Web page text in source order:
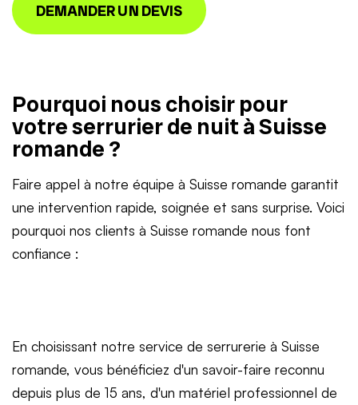
DEMANDER UN DEVIS
Pourquoi nous choisir pour
votre serrurier de nuit à Suisse
romande ?
Faire appel à notre équipe à Suisse romande garantit
une intervention rapide, soignée et sans surprise. Voici
pourquoi nos clients à Suisse romande nous font
confiance :
En choisissant notre service de serrurerie à Suisse
romande, vous bénéficiez d'un savoir-faire reconnu
depuis plus de 15 ans, d'un matériel professionnel de